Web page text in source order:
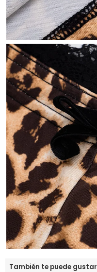
También te puede gustar